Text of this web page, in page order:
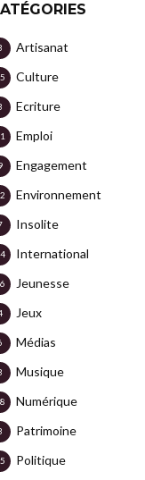
Artisanat
Culture
Ecriture
Emploi
Engagement
Environnement
Insolite
International
Jeunesse
Jeux
Médias
Musique
Numérique
Patrimoine
Politique